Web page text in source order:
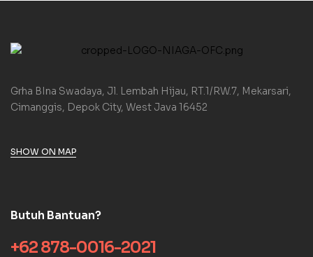
Grha BIna Swadaya, Jl. Lembah Hijau, RT.1/RW.7, Mekarsari,
Cimanggis, Depok City, West Java 16452
SHOW ON MAP
Butuh Bantuan?
+62 878-0016-2021